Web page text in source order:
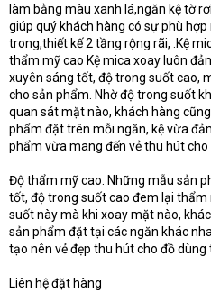
làm bằng màu xanh lá,ngăn kệ tờ
giúp quý khách hàng có sự phù
trong,thiết kế 2 tầng rộng rãi, .Kệ
thẩm mỹ cao Kệ mica xoay luôn
xuyên sáng tốt, độ trong suốt cao,
cho sản phẩm. Nhờ độ trong suốt
quan sát mặt nào, khách hàng
phẩm đặt trên mỗi ngăn, kệ vừa
phẩm vừa mang đến vẻ thu hút
Độ thẩm mỹ cao. Những mẫu sản
tốt, độ trong suốt cao đem lại
suốt này mà khi xoay mặt nào,
sản phẩm đặt tại các ngăn khác
tạo nên vẻ đẹp thu hút cho đồ dùng
Liên hệ đặt hàng